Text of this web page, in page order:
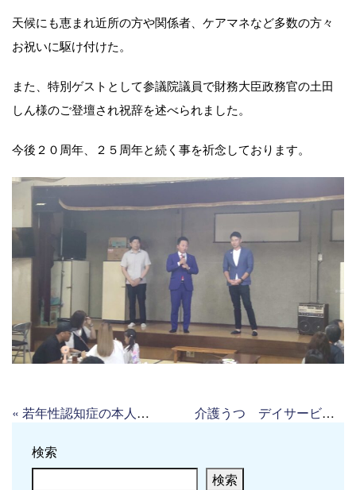
天候にも恵まれ近所の方や関係者、ケアマネなど多数の方々
お祝いに駆け付けた。
また、特別ゲストとして参議院議員で財務大臣政務官の土田
しん様のご登壇され祝辞を述べられました。
今後２０周年、２５周年と続く事を祈念しております。
« 若年性認知症の本人がデイ運営（読売新聞） 介護うつ デイサービスで負担軽減（読売新聞）
検索
検索